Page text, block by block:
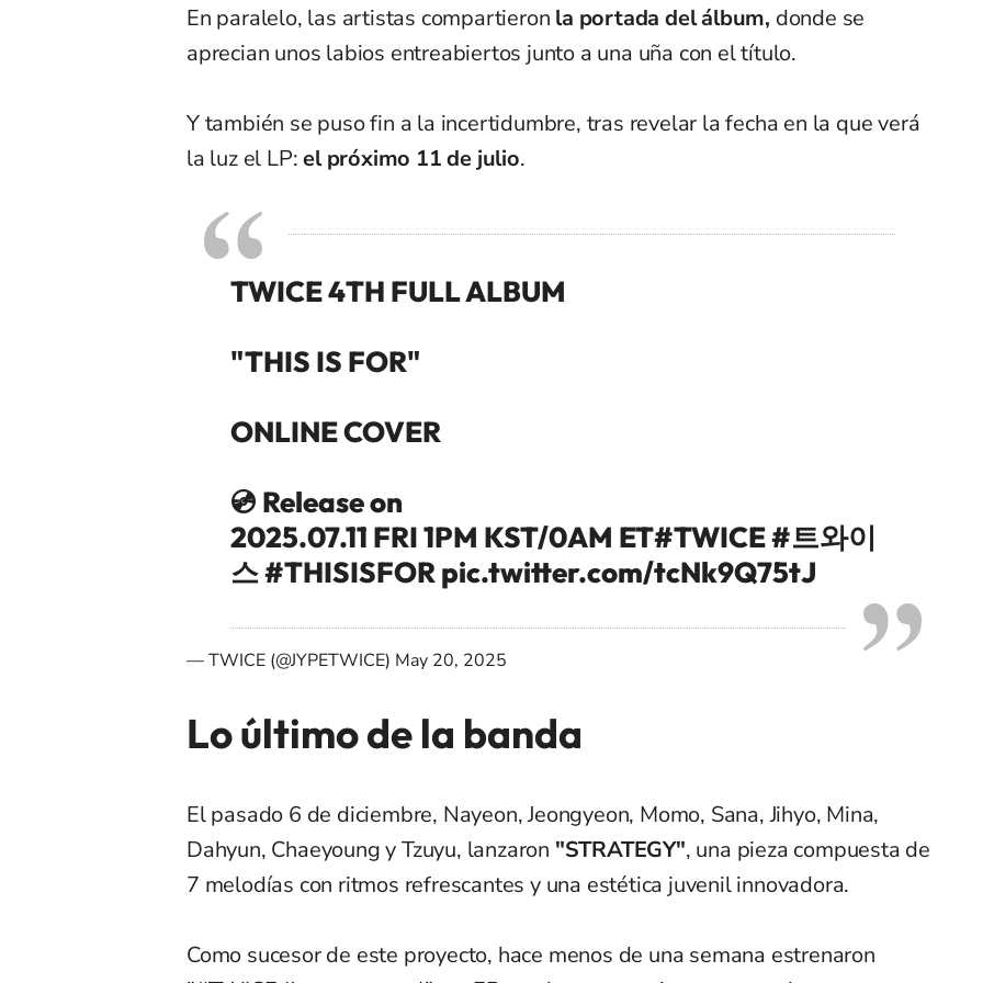
En paralelo, las artistas compartieron la portada del álbum, donde se
aprecian unos labios entreabiertos junto a una uña con el título.
Y también se puso fin a la incertidumbre, tras revelar la fecha en la que verá
la luz el LP:el próximo 11 de julio.
TWICE 4TH FULL ALBUM
"THIS IS FOR"
ONLINE COVER
💿 Release on
2025.07.11 FRI 1PM KST/0AM ET#TWICE#트와이
스#THISISFORpic.twitter.com/tcNk9Q75tJ
— TWICE (@JYPETWICE) May 20, 2025
Lo último de la banda
El pasado 6 de diciembre, Nayeon, Jeongyeon, Momo, Sana, Jihyo, Mina,
Dahyun, Chaeyoung y Tzuyu, lanzaron "STRATEGY", una pieza compuesta de
7 melodías con ritmos refrescantes y una estética juvenil innovadora.
Como sucesor de este proyecto, hace menos de una semana estrenaron